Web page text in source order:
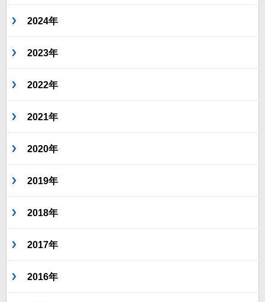
2024年
2023年
2022年
2021年
2020年
2019年
2018年
2017年
2016年